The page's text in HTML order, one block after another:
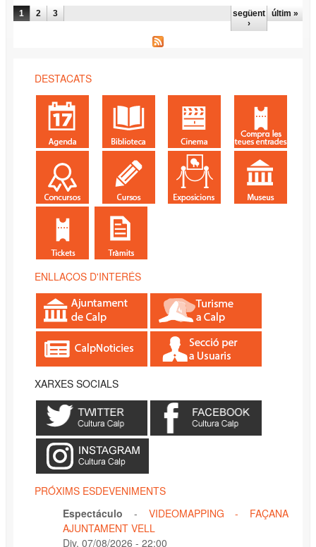
PÀGINES
1 2 3
següent
›
últim »
DESTACATS
ENLLAÇOS D'INTERÉS
XARXES SOCIALS
PRÓXIMS ESDEVENIMENTS
Espectáculo
- VIDEOMAPPING - FAÇANA
AJUNTAMENT VELL
Div, 07/08/2026 - 22:00